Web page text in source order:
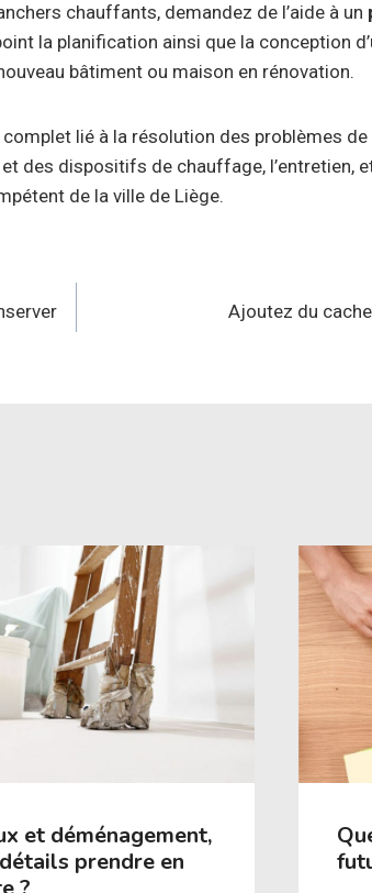
chauffants, demandez de l’aide à un
la planification ainsi que la conception
bâtiment ou maison en rénovation.
complet lié à la résolution des problèmes
des dispositifs de chauffage, l’entretien,
de la ville de Liège.
Ajoutez du
et déménagement,
prendre en